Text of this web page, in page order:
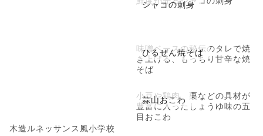
木造ルネッサンス風小学校
シャコの刺身
ひるぜん焼そば
味噌ベースの秘伝のタレで焼
き上げる、もっちり甘辛な焼
そば
蒜山おこわ
小豆や鶏肉、栗などの具材が
豊富に入ったしょうゆ味の五
目おこわ